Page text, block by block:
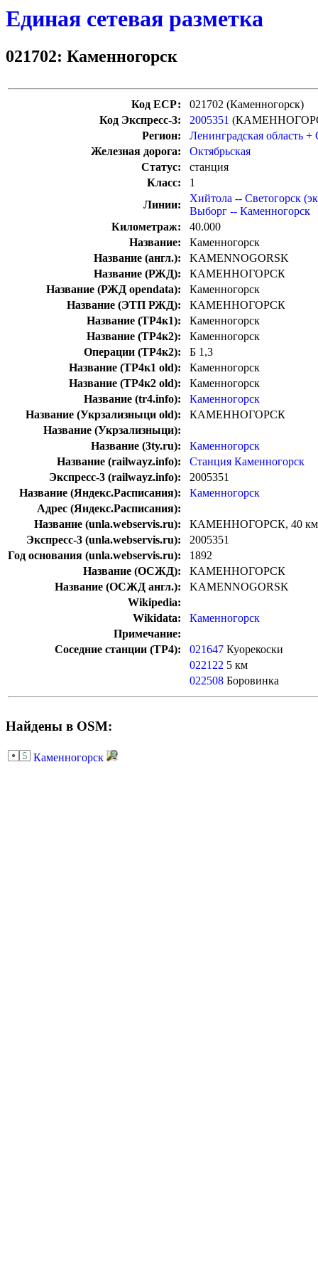
Единая сетевая разметка
021702: Каменногорск
Код ЕСР:
021702 (Каменногорск)
Код Экспресс-3:
2005351
Регион:
Ленинградская область +
Железная дорога:
Октябрьская
Статус:
станция
Класс:
1
Линии:
Хийтола -- Светогорск
Выборг -- Каменногорск
Километраж:
40.000
Название:
Каменногорск
Название (англ.):
KAMENNOGORSK
Название (РЖД):
КАМЕННОГОРСК
Название (РЖД opendata):
Каменногорск
Название (ЭТП РЖД):
КАМЕННОГОРСК
Название (ТР4к1):
Каменногорск
Название (ТР4к2):
Каменногорск
Операции (ТР4к2):
Б 1,3
Название (ТР4к1 old):
Каменногорск
Название (ТР4к2 old):
Каменногорск
Название (tr4.info):
Каменногорск
Название (Укрзализныци old):
КАМЕННОГОРСК
Название (Укрзализныци):
Название (3ty.ru):
Каменногорск
Название (railwayz.info):
Станция Каменногорск
Экспресс-3 (railwayz.info):
2005351
Название (Яндекс.Расписания):
Каменногорск
Адрес (Яндекс.Расписания):
Название (unla.webservis.ru):
КАМЕННОГОРСК, 40 км
Экспресс-3 (unla.webservis.ru):
2005351
Год основания (unla.webservis.ru):
1892
Название (ОСЖД):
КАМЕННОГОРСК
Название (ОСЖД англ.):
KAMENNOGORSK
Wikipedia:
Wikidata:
Каменногорск
Примечание:
Соседние станции (ТР4):
021647 Куорекоски
022122 5 км
022508 Боровинка
Найдены в OSM:
Каменногорск